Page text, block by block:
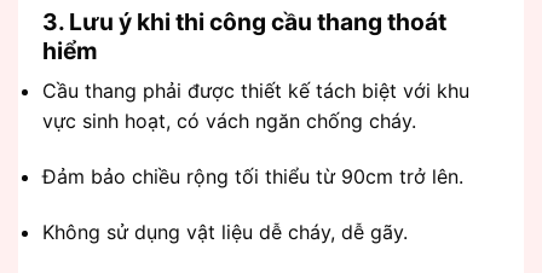
3. Lưu ý khi thi công cầu thang thoát
hiểm
Cầu thang phải được thiết kế tách biệt với khu
vực sinh hoạt, có vách ngăn chống cháy.
Đảm bảo chiều rộng tối thiểu từ 90cm trở lên.
Không sử dụng vật liệu dễ cháy, dễ gãy.